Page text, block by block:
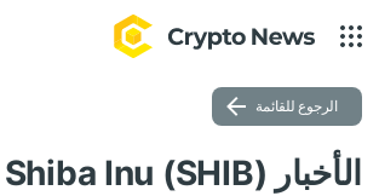
الرجوع للقائمة
الأخبار Shiba Inu (SHIB)